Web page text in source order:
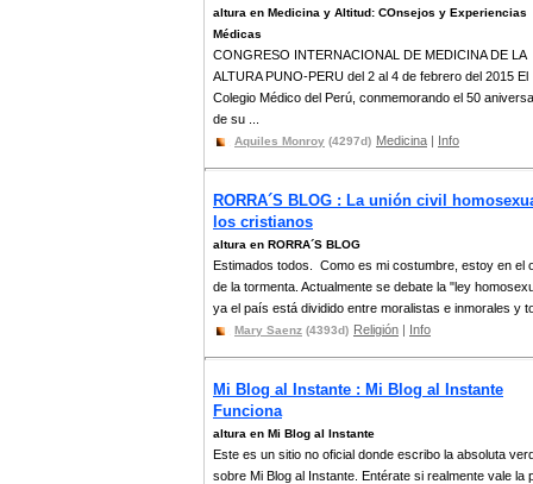
altura en Medicina y Altitud: COnsejos y Experiencias
Médicas
CONGRESO INTERNACIONAL DE MEDICINA DE LA
ALTURA PUNO-PERU del 2 al 4 de febrero del 2015 El
Colegio Médico del Perú, conmemorando el 50
de su ...
Aquiles Monroy (4297d) Medicina | Info
RORRA´S BLOG : La unión civil
los cristianos
altura en RORRA´S BLOG
Estimados todos. Como es mi costumbre, estoy en el
de la tormenta. Actualmente se debate la "ley
ya el país está dividido entre moralistas e inmorales y
Mary Saenz (4393d) Religión | Info
Mi Blog al Instante : Mi Blog al Instante
Funciona
altura en Mi Blog al Instante
Este es un sitio no oficial donde escribo la absoluta
sobre Mi Blog al Instante. Entérate si realmente vale la